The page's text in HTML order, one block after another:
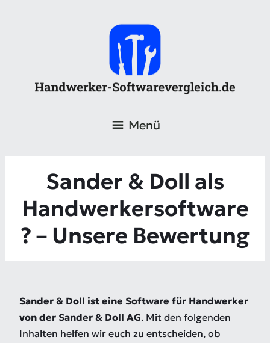
Menü
Sander & Doll als
Handwerkersoftware
? – Unsere Bewertung
Sander & Doll ist eine Software für Handwerker
von der Sander & Doll AG. Mit den folgenden
Inhalten helfen wir euch zu entscheiden, ob